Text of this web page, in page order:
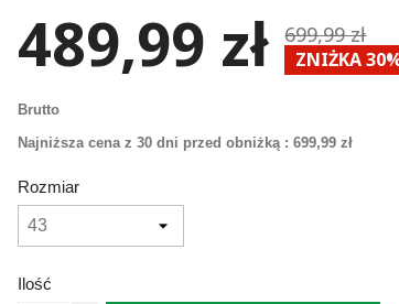
489,99 zł 699,99 zł
ZNIŻKA
Brutto
Najniższa cena z 30 dni przed obniżką : 699,99 zł
Rozmiar
Ilość